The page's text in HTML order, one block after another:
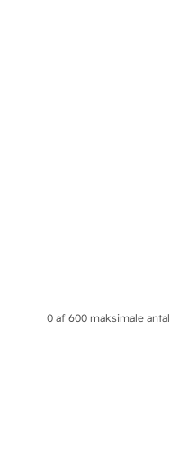
0 af 600 maksimale